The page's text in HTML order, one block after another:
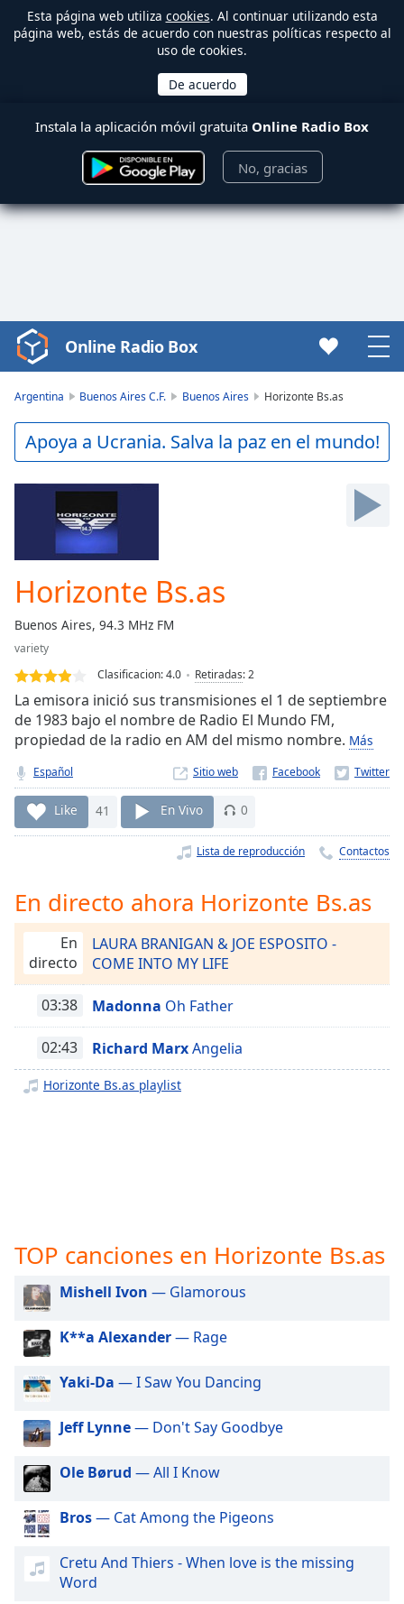
Esta página web utiliza cookies. Al continuar utilizando esta
página web, estás de acuerdo con nuestras políticas respecto al
uso de cookies.
Instala la aplicación móvil gratuita Online Radio Box
No, gracias
Video
Player
Play
Video
Mute
Current
Time 0:00
Loaded
0.00%
Stream
Type LIVE
Seek to
live,
currently
behind
liveLIVE
Remaining
Time-
Playback
Rate
Chapters
Descriptions
off,
settings
subtitles
off
selected
Track
in-
Picture
Fullscreen
This
modal
window.
Online Radio Box
Argentina Buenos Aires C.F. Buenos Aires Horizonte Bs.as
Apoya a Ucrania. Salva la paz en el mundo!
Horizonte Bs.as
Buenos Aires, 94.3 MHz FM
variety
Clasificacion:4.0 Retiradas:2
La emisora inició sus transmisiones el 1 de septiembre
de 1983 bajo el nombre de Radio El Mundo FM,
propiedad de la radio en AM del mismo nombre. Más
Español Sitio web
Like 41 En Vivo 0
Lista de reproducción Contactos
En directo ahora Horizonte Bs.as
En
directo
LAURA BRANIGAN & JOE ESPOSITO -
COME INTO MY LIFE
03:38 Madonna Oh Father
02:43 Richard MarxAngelia
Horizonte Bs.as playlist
TOP canciones en Horizonte Bs.as
Mishell Ivon — Glamorous
K**a Alexander— Rage
Yaki-Da — I Saw You Dancing
Jeff Lynne— Don't Say Goodbye
Ole Børud — All I Know
Bros— Cat Among the Pigeons
Cretu And Thiers - When love is the missing
Word